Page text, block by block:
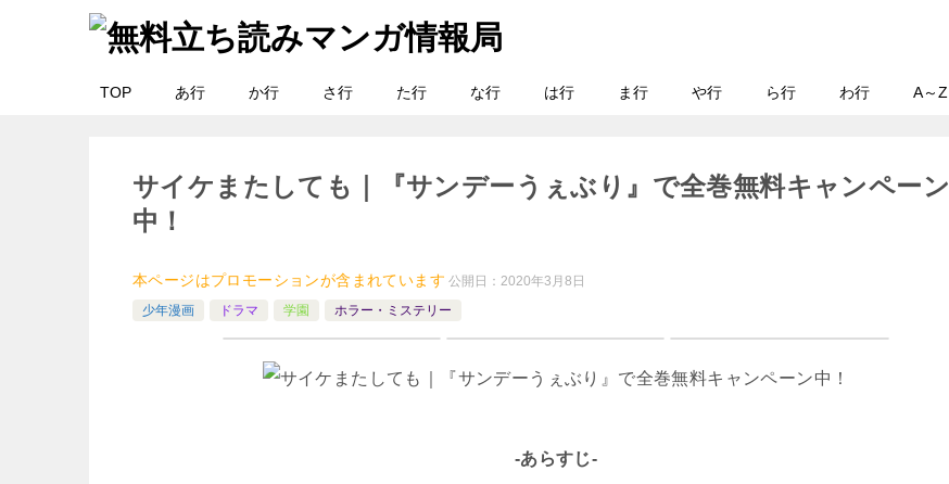
TOP あ行 か行 さ行 た行 な行 は行 ま行 や行 ら行 わ行 A～Z
サイケまたしても｜『サンデーうぇぶり』で全巻無料キャンペーン
中！
本ページはプロモーションが含まれています 公開日：2020年3月8日
少年漫画
ドラマ 学園 ホラー・ミステリー
-あらすじ-